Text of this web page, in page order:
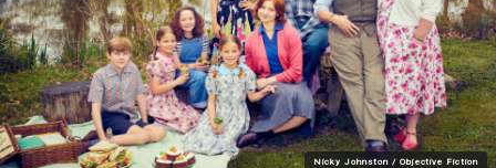
Nicky Johnston / Objective Fiction